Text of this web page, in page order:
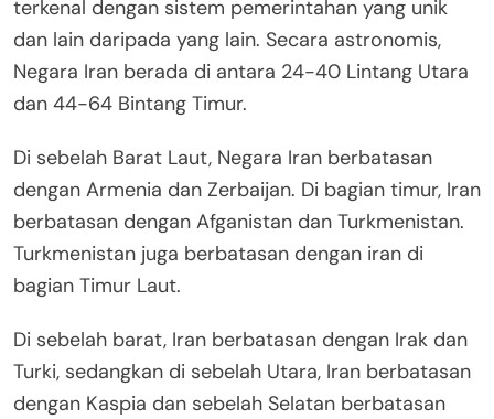
terkenal dengan sistem pemerintahan yang unik
dan lain daripada yang lain. Secara astronomis,
Negara Iran berada di antara 24-40 Lintang Utara
dan 44-64 Bintang Timur.
Di sebelah Barat Laut, Negara Iran berbatasan
dengan Armenia dan Zerbaijan. Di bagian timur, Iran
berbatasan dengan Afganistan dan Turkmenistan.
Turkmenistan juga berbatasan dengan iran di
bagian Timur Laut.
Di sebelah barat, Iran berbatasan dengan Irak dan
Turki, sedangkan di sebelah Utara, Iran berbatasan
dengan Kaspia dan sebelah Selatan berbatasan